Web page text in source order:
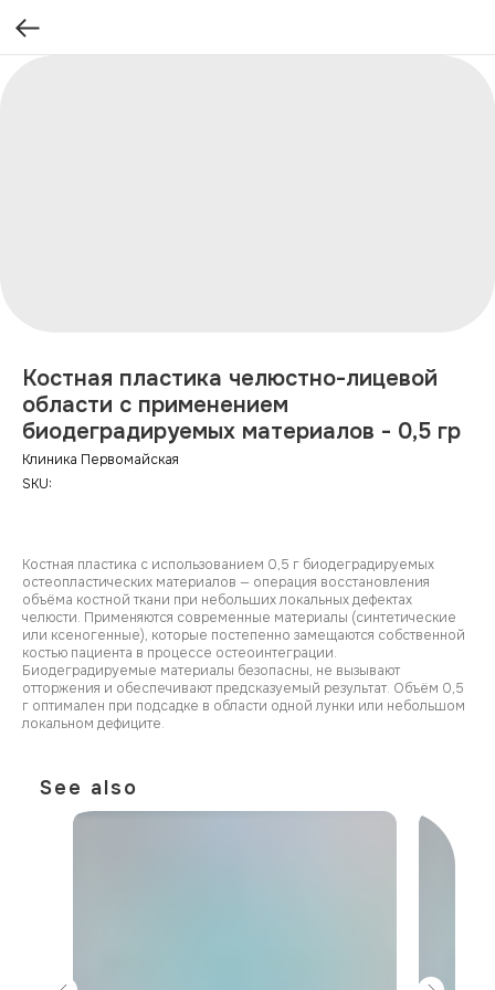
Костная пластика челюстно-лицевой
области с применением
биодеградируемых материалов - 0,5 гр
Клиника Первомайская
SKU:
Костная пластика с использованием 0,5 г биодеградируемых
остеопластических материалов — операция восстановления
объёма костной ткани при небольших локальных дефектах
челюсти. Применяются современные материалы (синтетические
или ксеногенные), которые постепенно замещаются собственной
костью пациента в процессе остеоинтеграции.
Биодеградируемые материалы безопасны, не вызывают
отторжения и обеспечивают предсказуемый результат. Объём 0,5
г оптимален при подсадке в области одной лунки или небольшом
локальном дефиците.
See also